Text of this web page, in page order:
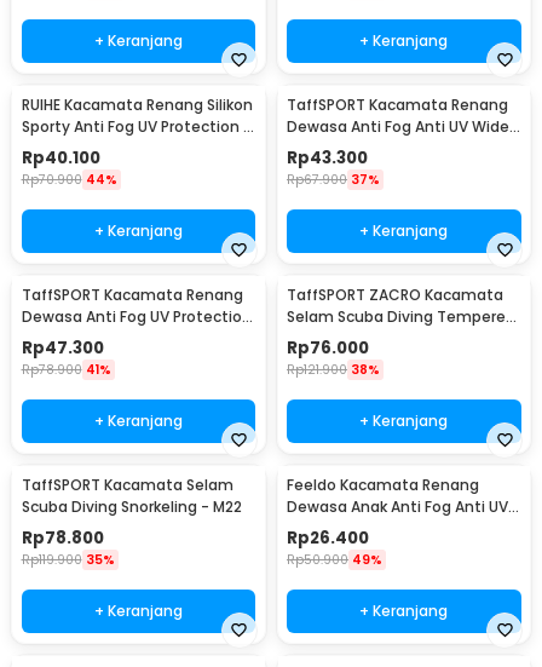
+ Keranjang + Keranjang
RUIHE Kacamata Renang Silikon
Sporty Anti Fog UV Protection -
RH5310E
Rp40.100
Rp70.900 44%
+ Keranjang
TaffSPORT Kacamata Renang
Dewasa Anti Fog Anti UV Wide
Vision Earplug - A380
Rp43.300
Rp67.900 37%
+ Keranjang
TaffSPORT Kacamata Renang
Dewasa Anti Fog UV Protection
- GOG-3550
Rp47.300
Rp78.900 41%
+ Keranjang
TaffSPORT ZACRO Kacamata
Selam Scuba Diving Tempered
Glass - 502
Rp76.000
Rp121.900 38%
+ Keranjang
TaffSPORT Kacamata Selam
Scuba Diving Snorkeling - M22
Rp78.800
Rp119.900 35%
+ Keranjang
Feeldo Kacamata Renang
Dewasa Anak Anti Fog Anti UV
Strap Adjustable - TL100
Rp26.400
Rp50.900 49%
+ Keranjang